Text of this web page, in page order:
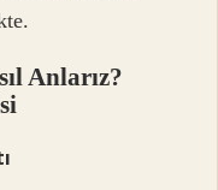
Anlarız?